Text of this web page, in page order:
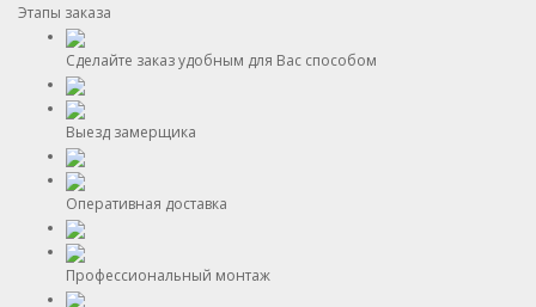
Этапы заказа
Сделайте заказ удобным для Вас способом
Выезд замерщика
Оперативная доставка
Профессиональный монтаж